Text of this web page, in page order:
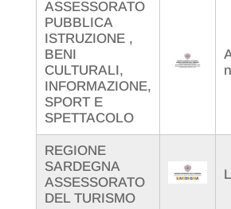
ASSESSORATO
PUBBLICA
ISTRUZIONE ,
BENI
CULTURALI,
INFORMAZIONE,
SPORT E
SPETTACOLO
REGIONE
SARDEGNA
ASSESSORATO
DEL TURISMO